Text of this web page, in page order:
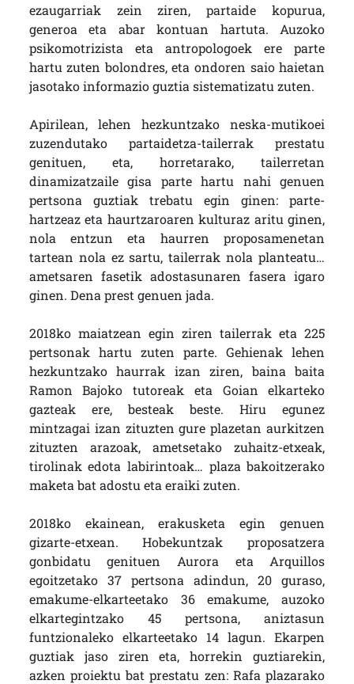
ezaugarriak zein ziren, partaide kopurua,
generoa eta abar kontuan hartuta. Auzoko
psikomotrizista eta antropologoek ere parte
hartu zuten bolondres, eta ondoren saio haietan
jasotako informazio guztia sistematizatu zuten.
Apirilean, lehen hezkuntzako neska-mutikoei
zuzendutako partaidetza-tailerrak prestatu
genituen, eta, horretarako, tailerretan
dinamizatzaile gisa parte hartu nahi genuen
pertsona guztiak trebatu egin ginen: parte-
hartzeaz eta haurtzaroaren kulturaz aritu ginen,
nola entzun eta haurren proposamenetan
tartean nola ez sartu, tailerrak nola planteatu…
ametsaren fasetik adostasunaren fasera igaro
ginen. Dena prest genuen jada.
2018ko maiatzean egin ziren tailerrak eta 225
pertsonak hartu zuten parte. Gehienak lehen
hezkuntzako haurrak izan ziren, baina baita
Ramon Bajoko tutoreak eta Goian elkarteko
gazteak ere, besteak beste. Hiru egunez
mintzagai izan zituzten gure plazetan aurkitzen
zituzten arazoak, ametsetako zuhaitz-etxeak,
tirolinak edota labirintoak… plaza bakoitzerako
maketa bat adostu eta eraiki zuten.
2018ko ekainean, erakusketa egin genuen
gizarte-etxean. Hobekuntzak proposatzera
gonbidatu genituen Aurora eta Arquillos
egoitzetako 37 pertsona adindun, 20 guraso,
emakume-elkarteetako 36 emakume, auzoko
elkartegintzako 45 pertsona, aniztasun
funtzionaleko elkarteetako 14 lagun. Ekarpen
guztiak jaso ziren eta, horrekin guztiarekin,
azken proiektu bat prestatu zen: Rafa plazarako